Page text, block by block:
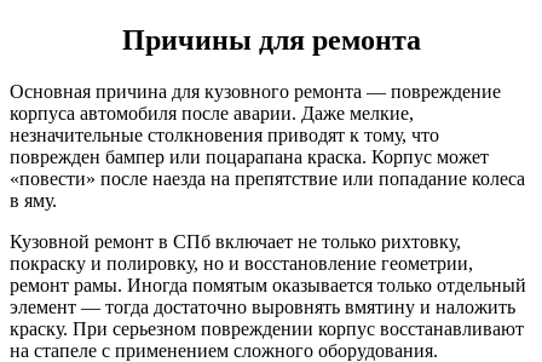
Причины для ремонта
Основная причина для кузовного ремонта — повреждение
корпуса автомобиля после аварии. Даже мелкие,
незначительные столкновения приводят к тому, что
поврежден бампер или поцарапана краска. Корпус может
«повести» после наезда на препятствие или попадание колеса
в яму.
Кузовной ремонт в СПб включает не только рихтовку,
покраску и полировку, но и восстановление геометрии,
ремонт рамы. Иногда помятым оказывается только отдельный
элемент — тогда достаточно выровнять вмятину и наложить
краску. При серьезном повреждении корпус восстанавливают
на стапеле с применением сложного оборудования.